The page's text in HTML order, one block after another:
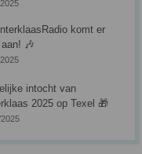
komt er
🎶
intocht van
2025 op Texel 🎁